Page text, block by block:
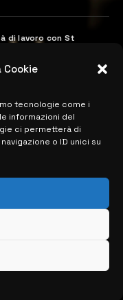
tecnologie come i
informazioni del
ci permetterà di
o ID unici su
di lavoro con St